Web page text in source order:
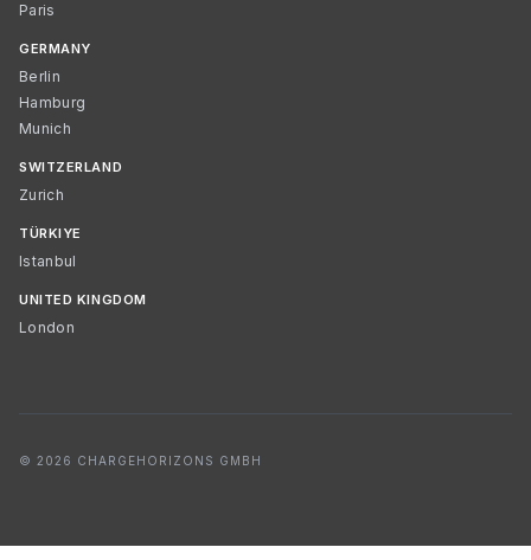
Paris
GERMANY
Berlin
Hamburg
Munich
SWITZERLAND
Zurich
TÜRKIYE
Istanbul
UNITED KINGDOM
London
© 2026 CHARGEHORIZONS GMBH